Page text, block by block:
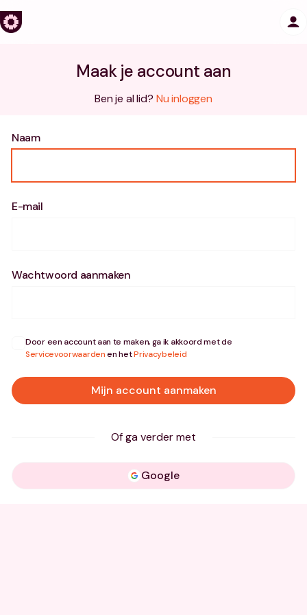
Maak je account aan
Ben je al lid? Nu inloggen
Naam
E-mail
Wachtwoord aanmaken
Door een account aan te maken, ga ik akkoord met de
Servicevoorwaardenen hetPrivacybeleid
Mijn account aanmaken
Of ga verder met
Google